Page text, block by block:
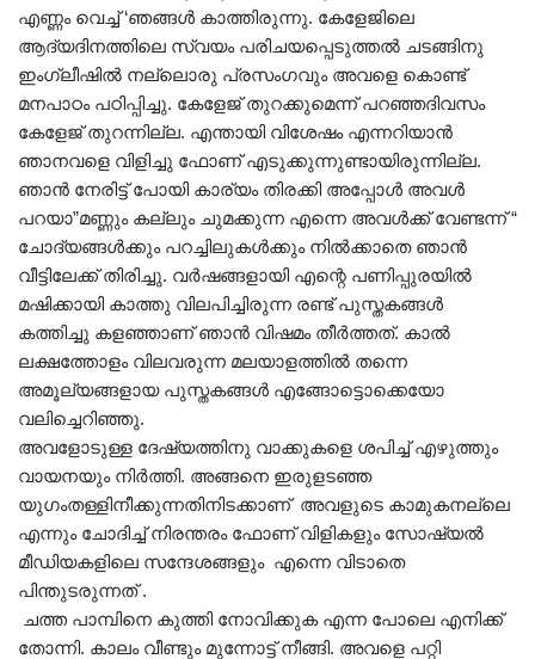
എണ്ണം വെച്ച് ‘ഞങ്ങൾ കാത്തിരുന്നു. കേളേജിലെ
ആദ്യദിനത്തിലെ സ്വയം പരിചയപ്പെടുത്തൽ ചടങ്ങിനു
ഇംഗ്ലീഷിൽ നല്ലൊരു പ്രസംഗവും അവളെ കൊണ്ട്
മനപാഠം പഠിപ്പിച്ചു. കേളേജ് തുറക്കുമെന്ന് പറഞ്ഞദിവസം
കേളേജ് തുറന്നില്ല. എന്തായി വിശേഷം എന്നറിയാൻ
ഞാനവളെ വിളിച്ചു ഫോണ് എടുക്കുന്നുണ്ടായിരുന്നില്ല.
ഞാൻ നേരിട്ട് പോയി കാര്യം തിരക്കി അപ്പോൾ അവൾ
പറയാ”മണ്ണും കല്ലും ചുമക്കുന്ന എന്നെ അവൾക്ക് വേണ്ടന്ന് “
ചോദ്യങ്ങൾക്കും പറച്ചിലുകൾക്കും നിൽക്കാതെ ഞാൻ
വീട്ടിലേക്ക് തിരിച്ചു. വർഷങ്ങളായി എന്റെ പണിപ്പുരയിൽ
മഷിക്കായി കാത്തു വിലപിച്ചിരുന്ന രണ്ട് പുസ്തകങ്ങൾ
കത്തിച്ചു കളഞ്ഞാണ് ഞാൻ വിഷമം തീർത്തത്. കാൽ
ലക്ഷത്തോളം വിലവരുന്ന മലയാളത്തിൽ തന്നെ
അമൂല്യങ്ങളായ പുസ്തകങ്ങൾ എങ്ങോട്ടൊക്കെയോ
വലിച്ചെറിഞ്ഞു.
അവളോടുള്ള ദേഷ്യത്തിനു വാക്കുകളെ ശപിച്ച് എഴുത്തും
വായനയും നിർത്തി. അങ്ങനെ ഇരുളടഞ്ഞ
യുഗംതള്ളിനീക്കുന്നതിനിടക്കാണ് അവളുടെ കാമുകനല്ലെ
എന്നും ചോദിച്ച് നിരന്തരം ഫോണ് വിളികളും സോഷ്യൽ
മീഡിയകളിലെ സന്ദേശങ്ങളും എന്നെ വിടാതെ
പിന്തുടരുന്നത് .
ചത്ത പാമ്പിനെ കുത്തി നോവിക്കുക എന്ന പോലെ എനിക്ക്
തോന്നി. കാലം വീണ്ടും മുന്നോട്ട് നീങ്ങി. അവളെ പറ്റി